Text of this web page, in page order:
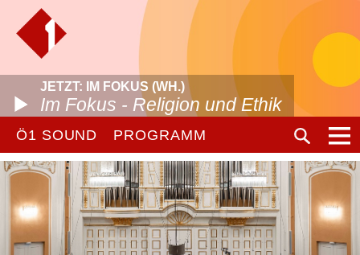
JETZT: IM FOKUS (WH.)
Im Fokus - Religion und Ethik
Ö1 SOUND PROGRAMM